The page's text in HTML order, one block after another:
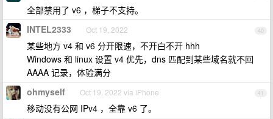
全部禁用了 v6 ，梯子不支持。
40
INTEL2333 Oct 19, 2022
某些地方 v4 和 v6 分开限速，不开白不开 hhh
Windows 和 linux 设置 v4 优先，dns 匹配到某些域名就不回
AAAA 记录，体验满分
41
ohmyself Oct 19, 2022 via iPhone
移动没有公网 IPv4 ，全靠 v6 了。